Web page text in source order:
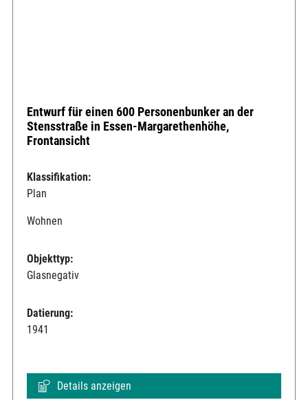
Entwurf für einen 600 Personenbunker an der
Stensstraße in Essen-Margarethenhöhe,
Frontansicht
Klassifikation:
Plan
Wohnen
Objekttyp:
Glasnegativ
Datierung:
1941
Details anzeigen